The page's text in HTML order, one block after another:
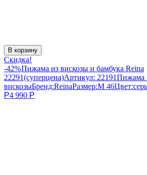
В корзину
Скидка!
-42%Пижама из вискозы и бамбука Reina
22291(суперцена)Артикул: 22191Пижама
вискозыБренд:ReinaРазмер:M 46Цвет:
Р4 990 Р